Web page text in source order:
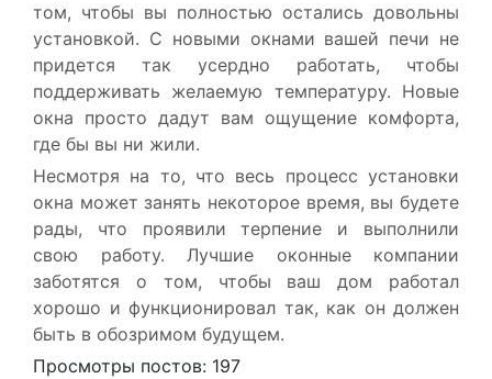
том, чтобы вы полностью остались довольны
установкой. С новыми окнами вашей печи не
придется так усердно работать, чтобы
поддерживать желаемую температуру. Новые
окна просто дадут вам ощущение комфорта,
где бы вы ни жили.
Несмотря на то, что весь процесс установки
окна может занять некоторое время, вы будете
рады, что проявили терпение и выполнили
свою работу. Лучшие оконные компании
заботятся о том, чтобы ваш дом работал
хорошо и функционировал так, как он должен
быть в обозримом будущем.
Просмотры постов: 197